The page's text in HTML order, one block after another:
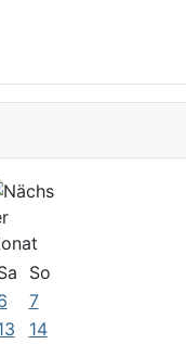
So
7
14